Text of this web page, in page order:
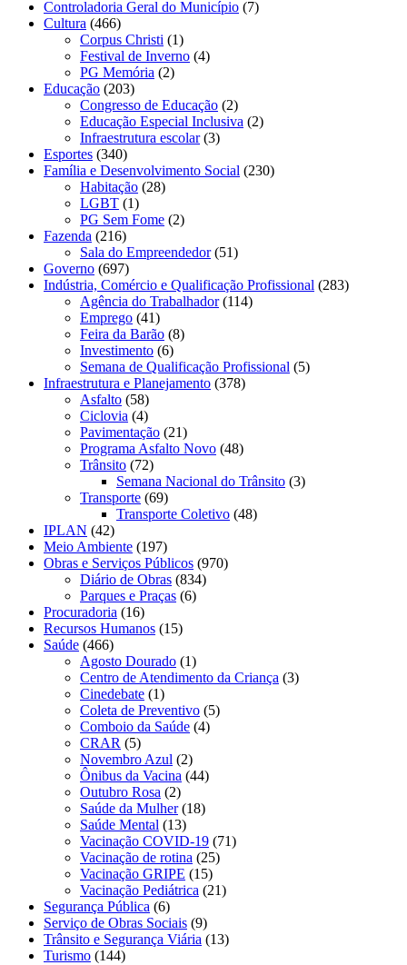
Controladoria Geral do Município (7)
Cultura (466)
Corpus Christi (1)
Festival de Inverno (4)
PG Memória (2)
Educação (203)
Congresso de Educação (2)
Educação Especial Inclusiva (2)
Infraestrutura escolar(3)
Esportes (340)
Família e Desenvolvimento Social (230)
Habitação (28)
LGBT (1)
PG Sem Fome (2)
Fazenda (216)
Sala do Empreendedor(51)
Governo (697)
Indústria, Comércio e Qualificação Profissional (283)
Agência do Trabalhador(114)
Emprego (41)
Feira da Barão (8)
Investimento (6)
Semana de Qualificação Profissional (5)
Infraestrutura e Planejamento (378)
Asfalto (58)
Ciclovia (4)
Pavimentação (21)
Programa Asfalto Novo (48)
Trânsito (72)
Semana Nacional do Trânsito (3)
Transporte (69)
Transporte Coletivo (48)
IPLAN (42)
Meio Ambiente (197)
Obras e Serviços Públicos (970)
Diário de Obras (834)
Parques e Praças (6)
Procuradoria (16)
Recursos Humanos (15)
Saúde (466)
Agosto Dourado (1)
Centro de Atendimento da Criança (3)
Cinedebate (1)
Coleta de Preventivo (5)
Comboio da Saúde (4)
CRAR (5)
Novembro Azul (2)
Ônibus da Vacina (44)
Outubro Rosa (2)
Saúde da Mulher(18)
Saúde Mental (13)
Vacinação COVID-19 (71)
Vacinação de rotina (25)
Vacinação GRIPE (15)
Vacinação Pediátrica (21)
Segurança Pública (6)
Serviço de Obras Sociais (9)
Trânsito e Segurança Viária (13)
Turismo (144)